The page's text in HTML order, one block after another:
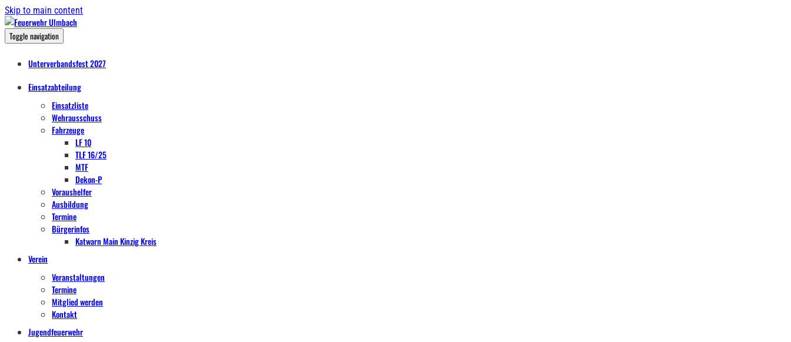
Skip to main content
Toggle navigation
Unterverbandsfest 2027
Einsatzabteilung
Einsatzliste
Wehrausschuss
Fahrzeuge
LF 10
TLF 16/25
MTF
Dekon-P
Voraushelfer
Ausbildung
Termine
Bürgerinfos
Katwarn Main Kinzig Kreis
Verein
Veranstaltungen
Termine
Mitglied werden
Kontakt
Jugendfeuerwehr